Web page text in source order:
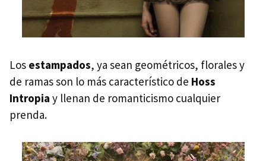
Los estampados, ya sean geométricos, florales y
de ramas son lo más característico de Hoss
Intropia y llenan de romanticismo cualquier
prenda.